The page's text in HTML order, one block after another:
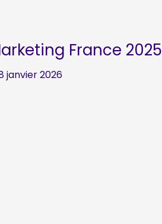
France 2025
janvier 2026